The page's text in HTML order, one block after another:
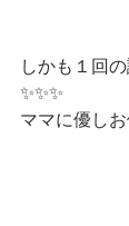
しかも１回
✨✨✨
ママに優し